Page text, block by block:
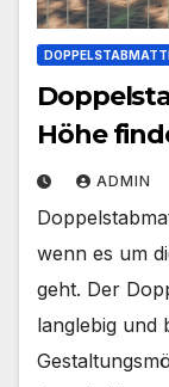
Höhe
ADMIN
wenn es um
geht. Der
langlebig und